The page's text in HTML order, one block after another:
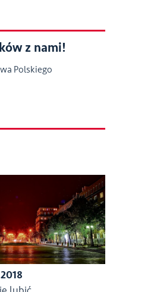
z nami!
Polskiego